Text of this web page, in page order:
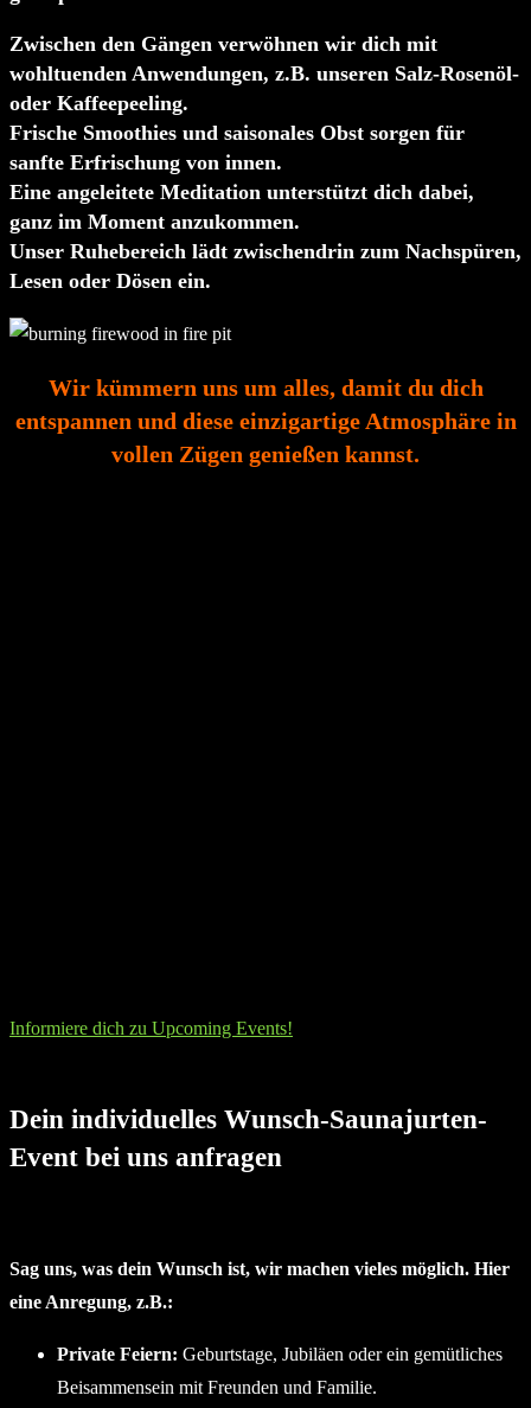
Zwischen den Gängen verwöhnen wir dich mit
wohltuenden Anwendungen, z.B. unseren Salz-Rosenöl-
oder Kaffeepeeling.
Frische Smoothies und saisonales Obst sorgen für
sanfte Erfrischung von innen.
Eine angeleitete Meditation unterstützt dich dabei,
ganz im Moment anzukommen.
Unser Ruhebereich lädt zwischendrin zum Nachspüren,
Lesen oder Dösen ein.
Wir kümmern uns um alles, damit du dich
entspannen und diese einzigartige Atmosphäre in
vollen Zügen genießen kannst.
Informiere dich zu Upcoming Events!
Dein individuelles Wunsch-Saunajurten-
Event bei uns anfragen
Sag uns, was dein Wunsch ist, wir machen vieles möglich. Hier
eine Anregung, z.B.:
Private Feiern: Geburtstage, Jubiläen oder ein gemütliches
Beisammensein mit Freunden und Familie.